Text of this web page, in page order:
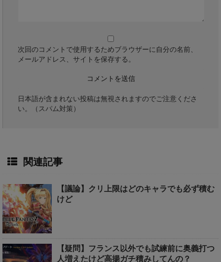
次回のコメントで使用するためブラウザーに自分の名前、
メールアドレス、サイトを保存する。
日本語が含まれない投稿は無視されますのでご注意くださ
い。（スパム対策）
関連記事
【議論】クリ上限はどのキャラでも必ず積む
けど
【疑問】フランス以外でも試練前に奥義打つ
人増えたけど高揚ガチ積みしてんの？